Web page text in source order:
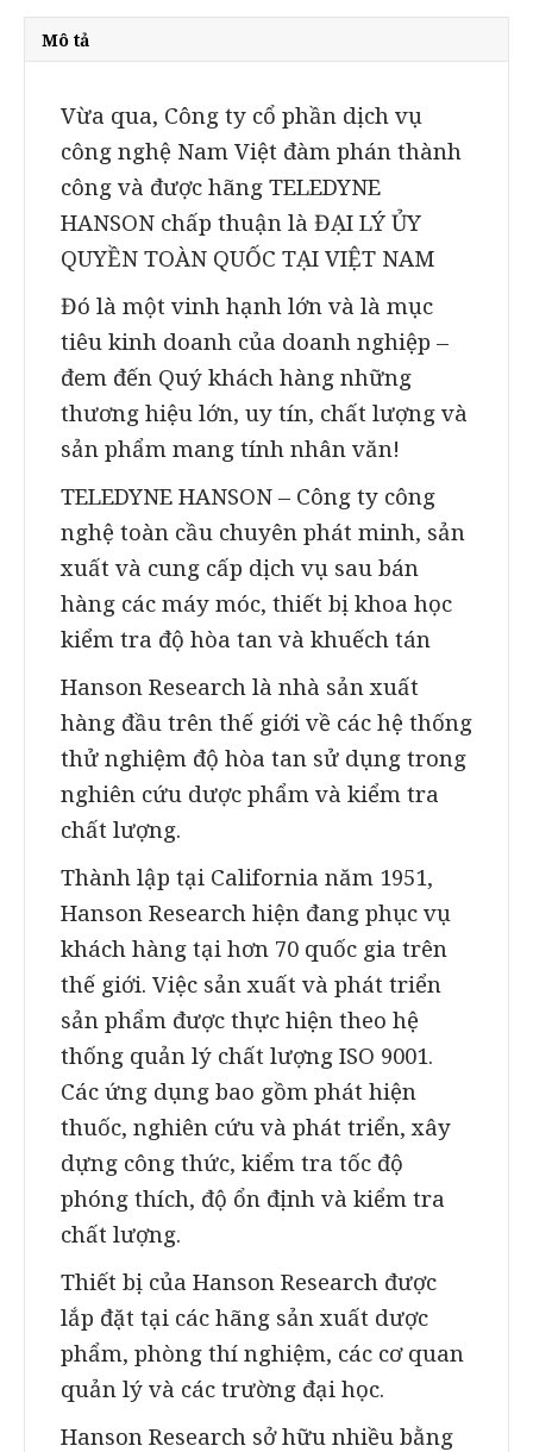
Mô tả
Vừa qua, Công ty cổ phần dịch vụ
công nghệ Nam Việt đàm phán thành
công và được hãng TELEDYNE
HANSON chấp thuận là ĐẠI LÝ ỦY
QUYỀN TOÀN QUỐC TẠI VIỆT NAM
Đó là một vinh hạnh lớn và là mục
tiêu kinh doanh của doanh nghiệp –
đem đến Quý khách hàng những
thương hiệu lớn, uy tín, chất lượng và
sản phẩm mang tính nhân văn!
TELEDYNE HANSON – Công ty công
nghệ toàn cầu chuyên phát minh, sản
xuất và cung cấp dịch vụ sau bán
hàng các máy móc, thiết bị khoa học
kiểm tra độ hòa tan và khuếch tán
Hanson Research là nhà sản xuất
hàng đầu trên thế giới về các hệ thống
thử nghiệm độ hòa tan sử dụng trong
nghiên cứu dược phẩm và kiểm tra
chất lượng.
Thành lập tại California năm 1951,
Hanson Research hiện đang phục vụ
khách hàng tại hơn 70 quốc gia trên
thế giới. Việc sản xuất và phát triển
sản phẩm được thực hiện theo hệ
thống quản lý chất lượng ISO 9001.
Các ứng dụng bao gồm phát hiện
thuốc, nghiên cứu và phát triển, xây
dựng công thức, kiểm tra tốc độ
phóng thích, độ ổn định và kiểm tra
chất lượng.
Thiết bị của Hanson Research được
lắp đặt tại các hãng sản xuất dược
phẩm, phòng thí nghiệm, các cơ quan
quản lý và các trường đại học.
Hanson Research sở hữu nhiều bằng